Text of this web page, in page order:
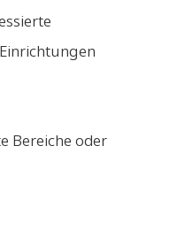
Bereiche oder